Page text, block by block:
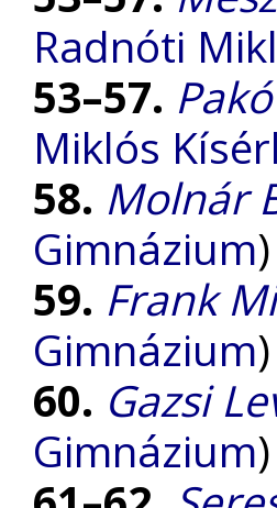
Radnóti
53–57.
Miklós
58. Molnár
Gimnázium)
59. Frank
Gimnázium)
60. Gazsi
Gimnázium)